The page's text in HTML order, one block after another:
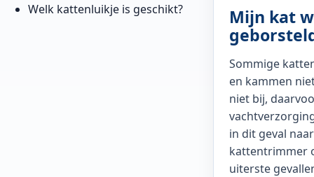
Welk kattenluikje is geschikt?
Mijn kat
Sommige
en kammen
niet bij,
in dit geval
kattentrimmer
uiterste